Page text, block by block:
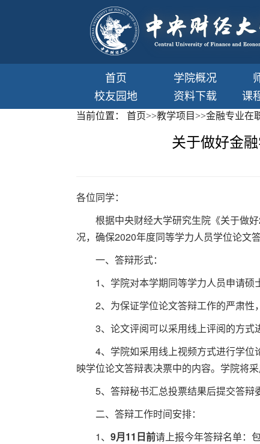
首页 学院概况
校友园地
资料下载 课
当前位置： 首页>>教学项目>>金融专业在
关于做好金
各位同学：
根据中央财经大学研究生院《关于做
况，确保2020年度同等学力人员学位论文
一、答辩形式：
1、学院对本学期同等学力人员申请硕
2、为保证学位论文答辩工作的严肃性
3、论文评阅可以采用线上评阅的方式
4、学院如采用线上视频方式进行学
映学位论文答辩表决票中的内容。学院将
5、答辩秘书汇总投票结果后提交答辩
二、答辩工作时间安排：
1、 9月11日前请上报今年答辩名单：